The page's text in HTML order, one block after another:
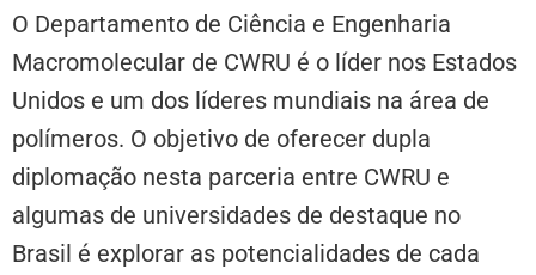
O Departamento de Ciência e Engenharia
Macromolecular de CWRU é o líder nos Estados
Unidos e um dos líderes mundiais na área de
polímeros. O objetivo de oferecer dupla
diplomação nesta parceria entre CWRU e
algumas de universidades de destaque no
Brasil é explorar as potencialidades de cada